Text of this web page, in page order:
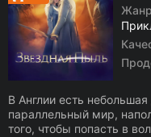
В Англии есть
параллельный мир,
того, чтобы попасть в